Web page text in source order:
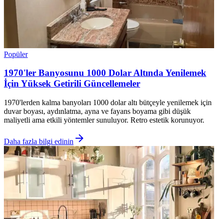
Popüler
1970'ler Banyosunu 1000 Dolar Altında Yenilemek
İçin Yüksek Getirili Güncellemeler
1970'lerden kalma banyoları 1000 dolar altı bütçeyle yenilemek için
duvar boyası, aydınlatma, ayna ve fayans boyama gibi düşük
maliyetli ama etkili yöntemler sunuluyor. Retro estetik korunuyor.
Daha fazla bilgi edinin